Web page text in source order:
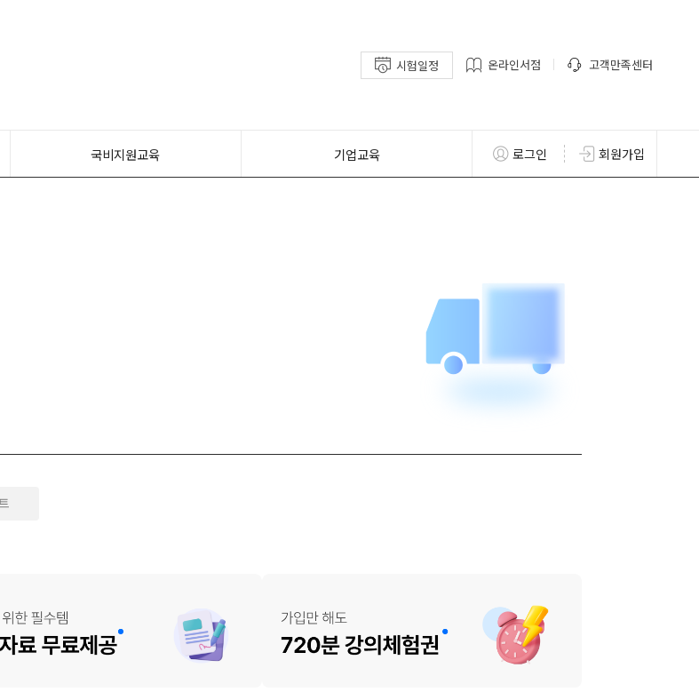
시험일정 온라인서점 고객만족센터
국비지원교육 기업교육 로그인 회원가입